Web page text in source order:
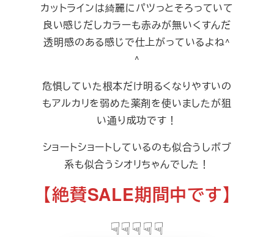
カットラインは綺麗にパツっとそろっていて
良い感じだしカラーも赤みが無いくすんだ
透明感のある感じで仕上がっているよね^
^
危惧していた根本だけ明るくなりやすいの
もアルカリを弱めた薬剤を使いましたが狙
い通り成功です！
ショートショートしているのも似合うしボブ
系も似合うシオリちゃんでした！
【絶賛SALE期間中です】
☟☟☟☟☟